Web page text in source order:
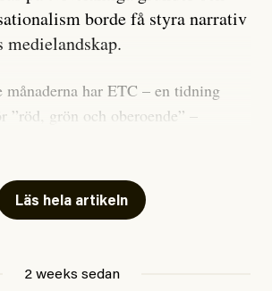
borde få styra narrativ
medielandskap.
månaderna har ETC – en tidning
”röd, grön och oberoende” –
det att vara en ”röd, grön och
Och vad är egentligen bra
Läs hela artikeln
2 weeks sedan